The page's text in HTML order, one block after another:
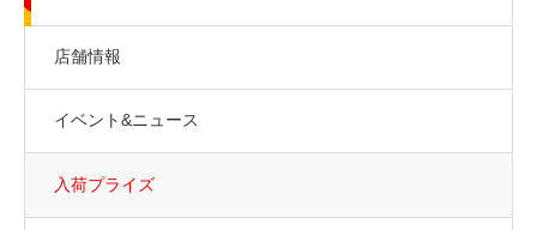
店舗情報
イベント&ニュース
入荷プライズ